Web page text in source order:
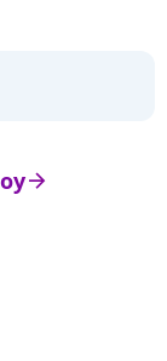
arrow_right